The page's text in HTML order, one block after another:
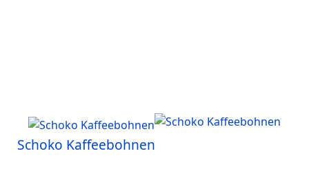
Schoko Kaffeebohnen